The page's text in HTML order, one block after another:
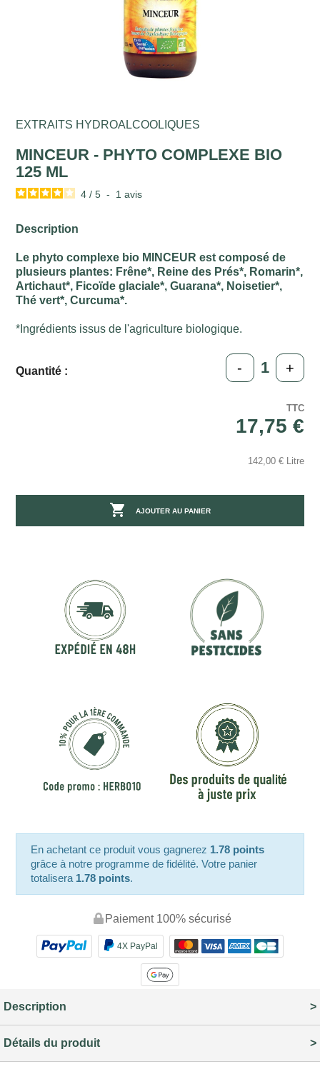
EXTRAITS HYDROALCOOLIQUES
MINCEUR - PHYTO COMPLEXE BIO
125 ML
4 / 5 - 1avis
Description
Le phyto complexe bio MINCEUR est composé de
plusieurs plantes: Frêne*, Reine des Prés*, Romarin*,
Artichaut*, Ficoïde glaciale*, Guarana*, Noisetier*,
Thé vert*, Curcuma*.
*Ingrédients issus de l'agriculture biologique.
Quantité : - +
TTC
17,75 €
142,00 € Litre
 AJOUTER AU PANIER
En achetant ce produit vous gagnerez 1.78 points
grâce à notre programme de fidélité. Votre panier
totalisera 1.78 points.
Paiement 100% sécurisé
4X PayPal
Description
Détails du produit